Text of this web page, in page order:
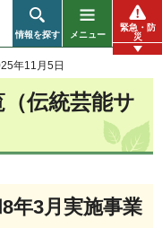
情報を探す メニュー
緊急・防
災
年11月5日
伝統芸能サ
年3月実施事業